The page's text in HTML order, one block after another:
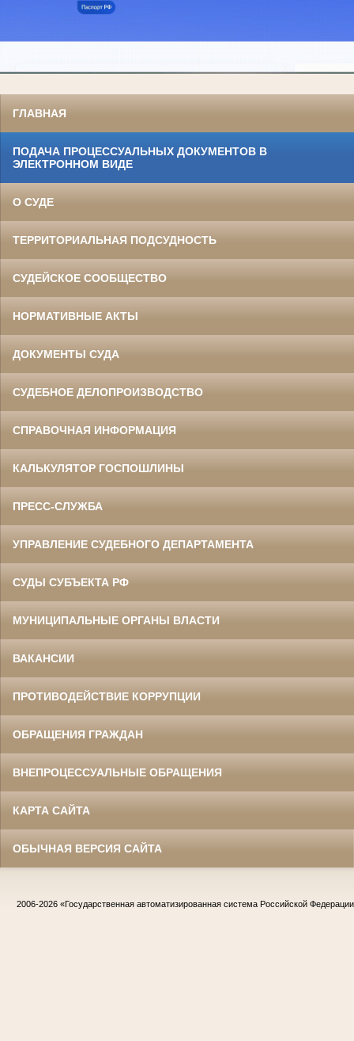
ГЛАВНАЯ
ПОДАЧА ПРОЦЕССУАЛЬНЫХ ДОКУМЕНТОВ В
ЭЛЕКТРОННОМ ВИДЕ
О СУДЕ
ТЕРРИТОРИАЛЬНАЯ ПОДСУДНОСТЬ
СУДЕЙСКОЕ СООБЩЕСТВО
НОРМАТИВНЫЕ АКТЫ
ДОКУМЕНТЫ СУДА
СУДЕБНОЕ ДЕЛОПРОИЗВОДСТВО
СПРАВОЧНАЯ ИНФОРМАЦИЯ
КАЛЬКУЛЯТОР ГОСПОШЛИНЫ
ПРЕСС-СЛУЖБА
УПРАВЛЕНИЕ СУДЕБНОГО ДЕПАРТАМЕНТА
СУДЫ СУБЪЕКТА РФ
МУНИЦИПАЛЬНЫЕ ОРГАНЫ ВЛАСТИ
ВАКАНСИИ
ПРОТИВОДЕЙСТВИЕ КОРРУПЦИИ
ОБРАЩЕНИЯ ГРАЖДАН
ВНЕПРОЦЕССУАЛЬНЫЕ ОБРАЩЕНИЯ
КАРТА САЙТА
ОБЫЧНАЯ ВЕРСИЯ САЙТА
2006-2026 «Государственная автоматизированная система Российской